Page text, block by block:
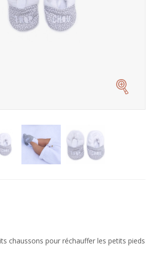
chaussons pour réchauffer les petits pieds